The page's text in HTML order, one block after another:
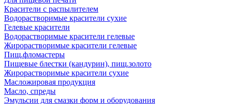
Красители с распылителем
Водорастворимые красители сухие
Гелевые красители
Водорастворимые красители гелевые
Жирорастворимые красители гелевые
Пищ.фломастеры
Пищевые блестки (кандурин), пищ.золото
Жирорастворимые красители сухие
Масложировая продукция
Масло, спреды
Эмульсии для смазки форм и оборудования